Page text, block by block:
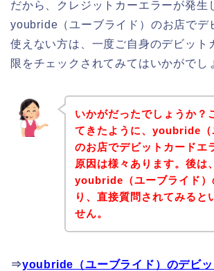
だから、クレジットカーエラーが発生
youbride（ユーブライド）のお店でデ
使えない方は、一度ご自身のデビット
限をチェックされてみてはいかがでし
いかがだったでしょうか？
てきたように、youbride（
のお店でデビットカードエ
原因は様々あります。後は
youbride（ユーブライド）
り、直接質問されてみると
せん。
⇒youbride（ユーブライド）のデビ